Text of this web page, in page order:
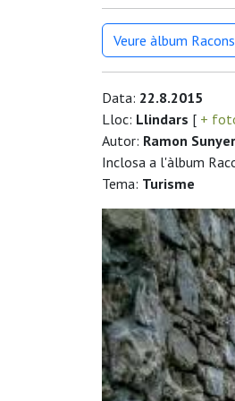
Veure àlbum
Data: 22.8.2015
Lloc: Llindars [ +
Autor: Ramon Sunyer
Inclosa a l'àlbum
Tema: Turisme